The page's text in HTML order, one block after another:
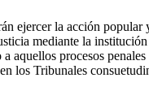
ejercer la acción popular
mediante la
aquellos procesos
los Tribunales